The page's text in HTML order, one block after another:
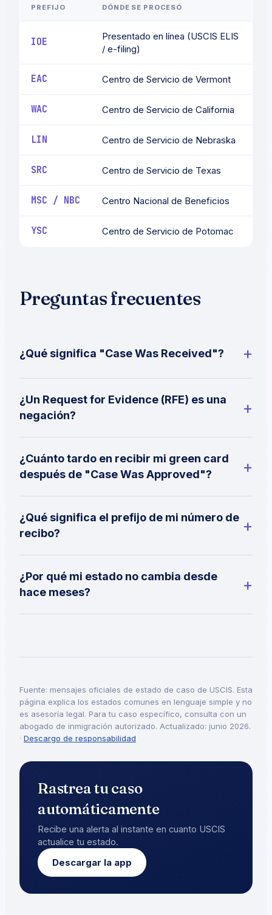
PREFIJO DÓNDE SE PROCESÓ
IOE
Presentado en línea (USCIS ELIS
/ e-filing)
EAC Centro de Servicio de Vermont
WAC Centro de Servicio de California
LIN Centro de Servicio de Nebraska
SRC Centro de Servicio de Texas
MSC / NBC Centro Nacional de Beneficios
YSC Centro de Servicio de Potomac
Preguntas frecuentes
¿Qué significa "Case Was Received"?
¿Un Request for Evidence (RFE) es una
negación?
¿Cuánto tardo en recibir mi green card
después de "Case Was Approved"?
¿Qué significa el prefijo de mi número de
recibo?
¿Por qué mi estado no cambia desde
hace meses?
Fuente: mensajes oficiales de estado de caso de USCIS. Esta
página explica los estados comunes en lenguaje simple y no
es asesoría legal. Para tu caso específico, consulta con un
abogado de inmigración autorizado. Actualizado: junio 2026.
· Descargo de responsabilidad
Rastrea tu caso
automáticamente
Recibe una alerta al instante en cuanto USCIS
actualice tu estado.
Descargar la app